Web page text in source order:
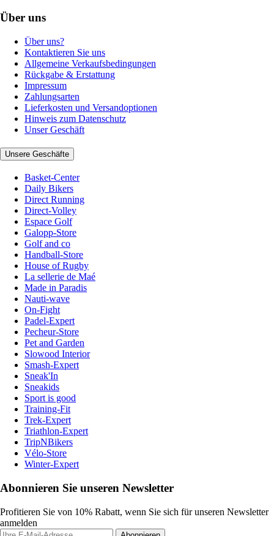
Über uns
Über uns?
Kontaktieren Sie uns
Allgemeine Verkaufsbedingungen
Rückgabe & Erstattung
Impressum
Zahlungsarten
Lieferkosten und Versandoptionen
Hinweis zum Datenschutz
Unser Geschäft
Unsere Geschäfte
Basket-Center
Daily Bikers
Direct Running
Direct-Volley
Espace Golf
Galopp-Store
Golf and co
Handball-Store
House of Rugby
La sellerie de Maé
Made in Paradis
Nauti-wave
On-Fight
Padel-Expert
Pecheur-Store
Pet and Garden
Slowood Interior
Smash-Expert
Sneak'In
Sneakids
Sport is good
Training-Fit
Trek-Expert
Triathlon-Expert
TripNBikers
Vélo-Store
Winter-Expert
Abonnieren Sie unseren Newsletter
Profitieren Sie von 10% Rabatt, wenn Sie sich für unseren Newsletter
anmelden